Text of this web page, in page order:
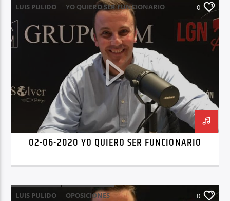
LUIS PULIDO YO QUIERO SER FUNCIONARIO 0
02-06-2020 YO QUIERO SER FUNCIONARIO
LUIS PULIDO
OPOSICIONES
0